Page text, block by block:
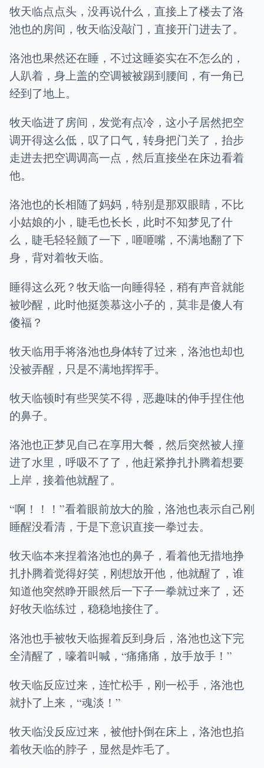
牧天临点点头，没再说什么，直接上了楼去了洛
池也的房间，牧天临没敲门，直接开门进去了。
洛池也果然还在睡，不过这睡姿实在不怎么的，
人趴着，身上盖的空调被被踢到腰间，有一角已
经到了地上。
牧天临进了房间，发觉有点冷，这小子居然把空
调开得这么低，叹了口气，转身把门关了，抬步
走进去把空调调高一点，然后直接坐在床边看着
他。
洛池也的长相随了妈妈，特别是那双眼睛，不比
小姑娘的小，睫毛也长长，此时不知梦见了什
么，睫毛轻轻颤了一下，咂咂嘴，不满地翻了下
身，背对着牧天临。
睡得这么死？牧天临一向睡得轻，稍有声音就能
被吵醒，此时他挺羡慕这小子的，莫非是傻人有
傻福？
牧天临用手将洛池也身体转了过来，洛池也却也
没被弄醒，只是不满地挥挥手。
牧天临顿时有些哭笑不得，恶趣味的伸手捏住他
的鼻子。
洛池也正梦见自己在享用大餐，然后突然被人撞
进了水里，呼吸不了了，他赶紧挣扎扑腾着想要
上岸，接着他就醒了。
“啊！！！”看着眼前放大的脸，洛池也表示自己刚
睡醒没看清，于是下意识直接一拳过去。
牧天临本来捏着洛池也的鼻子，看着他无措地挣
扎扑腾着觉得好笑，刚想放开他，他就醒了，谁
知道他突然睁开眼然后一下子一拳就过来了，还
好牧天临练过，稳稳地接住了。
洛池也手被牧天临握着反到身后，洛池也这下完
全清醒了，嚎着叫喊，“痛痛痛，放手放手！”
牧天临反应过来，连忙松手，刚一松手，洛池也
就扑了上来，“魂淡！”
牧天临没反应过来，被他扑倒在床上，洛池也掐
着牧天临的脖子，显然是炸毛了。